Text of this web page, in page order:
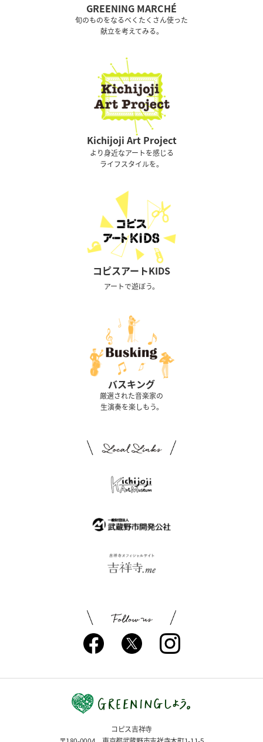
GREENING MARCHÉ
旬のものをなるべくたくさん使った
献立を考えてみる。
Kichijoji Art Project
より身近なアートを感じる
ライフスタイルを。
コピスアートKIDS
アートで遊ぼう。
バスキング
厳選された音楽家の
生演奏を楽しもう。
コピス吉祥寺